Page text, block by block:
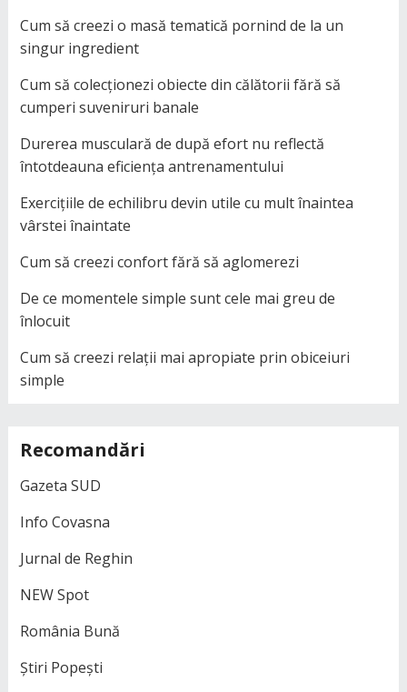
Cum să creezi o masă tematică pornind de la un
singur ingredient
Cum să colecționezi obiecte din călătorii fără să
cumperi suveniruri banale
Durerea musculară de după efort nu reflectă
întotdeauna eficiența antrenamentului
Exercițiile de echilibru devin utile cu mult înaintea
vârstei înaintate
Cum să creezi confort fără să aglomerezi
De ce momentele simple sunt cele mai greu de
înlocuit
Cum să creezi relații mai apropiate prin obiceiuri
simple
Recomandări
Gazeta SUD
Info Covasna
Jurnal de Reghin
NEW Spot
România Bună
Știri Popești